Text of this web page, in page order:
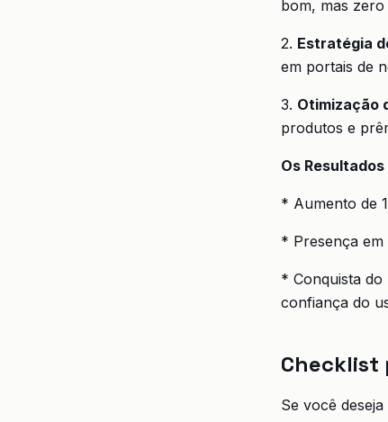
bom, mas
2. Estratégia
em portais de
3. Otimização
produtos e
Os
* Aumento de
* Presença
* Conquista do
confiança do
Checklist
Se você